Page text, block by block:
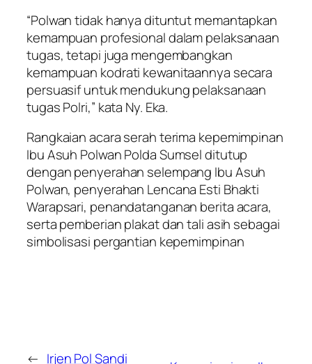
“Polwan tidak hanya dituntut memantapkan
kemampuan profesional dalam pelaksanaan
tugas, tetapi juga mengembangkan
kemampuan kodrati kewanitaannya secara
persuasif untuk mendukung pelaksanaan
tugas Polri,” kata Ny. Eka.
Rangkaian acara serah terima kepemimpinan
Ibu Asuh Polwan Polda Sumsel ditutup
dengan penyerahan selempang Ibu Asuh
Polwan, penyerahan Lencana Esti Bhakti
Warapsari, penandatanganan berita acara,
serta pemberian plakat dan tali asih sebagai
simbolisasi pergantian kepemimpinan
← Irjen Pol Sandi